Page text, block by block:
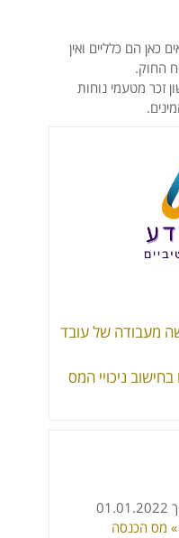
כאן הם כלליים ואין
החוק.
זכר מטעמי נוחות
מעבודה של עובד
ניכויי המס
מס הכנסה